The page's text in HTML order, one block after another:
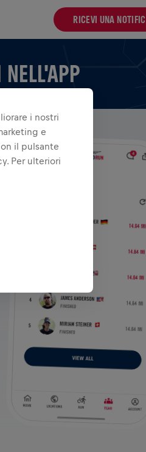
RICEVI UNA
i nostri
e
il pulsante
Per ulteriori